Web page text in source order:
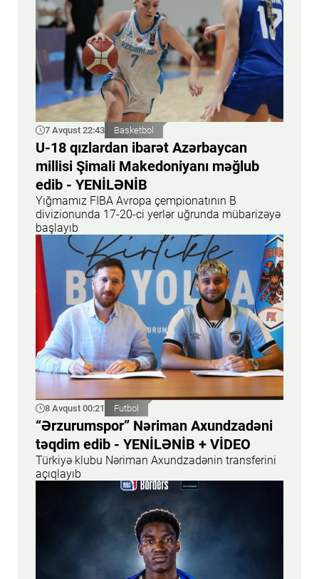
7 Avqust 22:43 Basketbol
U-18 qızlardan ibarət Azərbaycan
millisi Şimali Makedoniyanı məğlub
edib - YENİLƏNİB
Yığmamız FIBA Avropa çempionatının B
divizionunda 17-20-ci yerlər uğrunda mübarizəyə
başlayıb
8 Avqust 00:21 Futbol
“Ərzurumspor” Nəriman Axundzadəni
təqdim edib - YENİLƏNİB + VİDEO
Türkiyə klubu Nəriman Axundzadənin transferini
açıqlayıb